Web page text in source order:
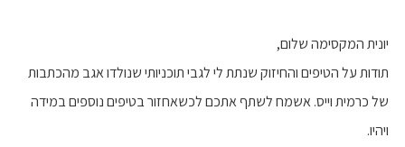
יונית המקסימה שלום,
תודות על הטיפים והחיזוק שנתת לי לגבי תוכניותי שנולדו אגב מהכתבות
של כרמית וייס. אשמח לשתף אתכם לכשאחזור בטיפים נוספים במידה
ויהיו.